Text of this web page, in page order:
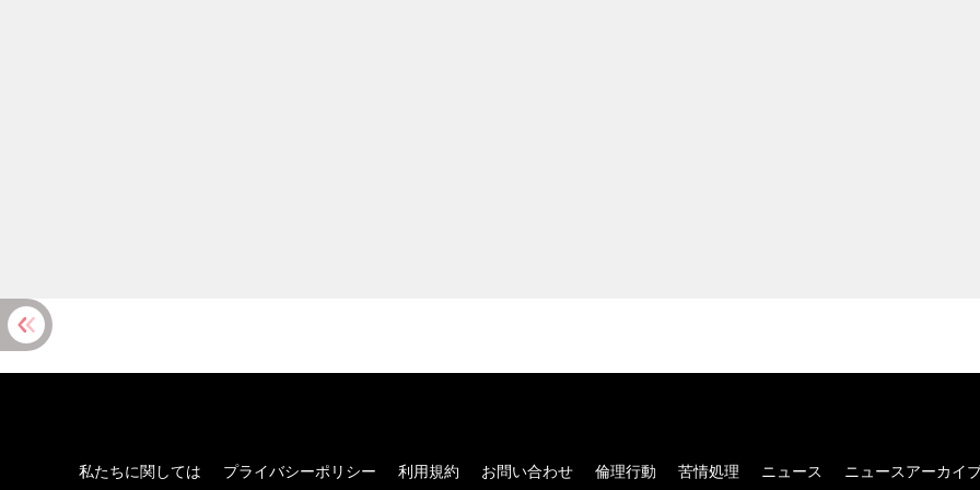
私たちに関しては プライバシーポリシー 利用規約 お問い合わせ 倫理行動 苦情処理 ニュース ニュースアーカイ